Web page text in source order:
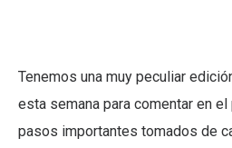
Tenemos una muy peculiar
esta semana para comentar en
pasos importantes tomados de